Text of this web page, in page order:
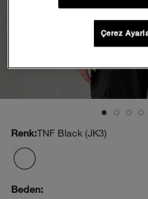
Renk:TNF Black (JK3)
Beden:
Çerez